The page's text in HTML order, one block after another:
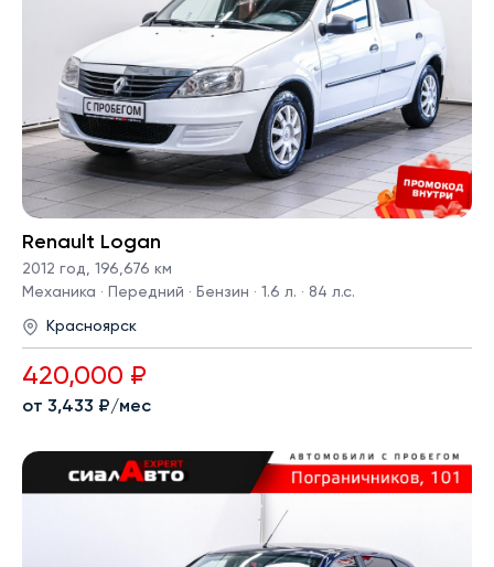
Renault Logan
2012 год, 196,676 км
Механика · Передний · Бензин · 1.6 л. · 84 л.с.
Красноярск
420,000 ₽
от 3,433 ₽/мес